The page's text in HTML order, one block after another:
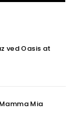
ved Oasis at
Mia